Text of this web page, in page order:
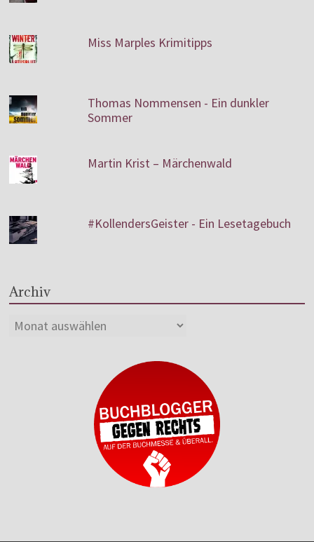
Miss Marples Krimitipps
Thomas Nommensen - Ein dunkler
Sommer
Martin Krist – Märchenwald
#KollendersGeister - Ein Lesetagebuch
Archiv